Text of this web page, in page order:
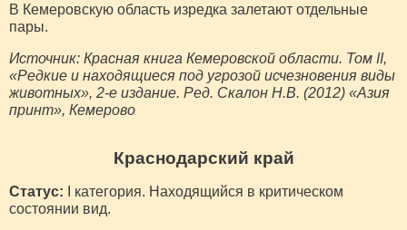
В Кемеровскую область изредка залетают отдельные
пары.
Источник: Красная книга Кемеровской области. Том II,
«Редкие и находящиеся под угрозой исчезновения виды
животных», 2-е издание. Ред. Скалон Н.В. (2012) «Азия
принт», Кемерово
Краснодарский край
Статус: I категория. Находящийся в критическом
состоянии вид.